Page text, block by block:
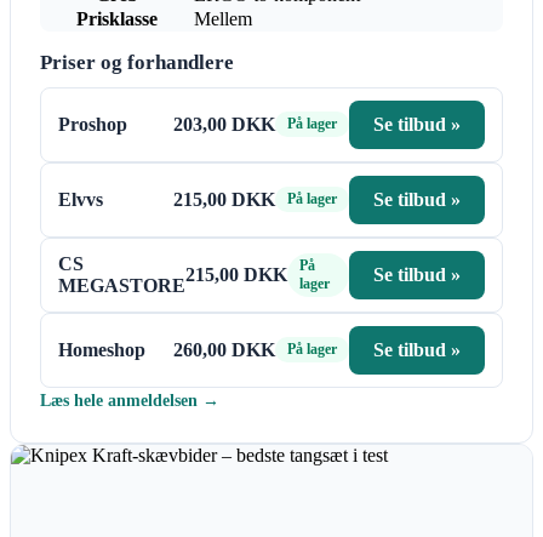
Prisklasse
Mellem
Priser og forhandlere
Proshop 203,00 DKK På lager Se tilbud »
Elvvs 215,00 DKK På lager Se tilbud »
CS
MEGASTORE
215,00 DKK
På
lager
Se tilbud »
Homeshop 260,00 DKK På lager Se tilbud »
Læs hele anmeldelsen →